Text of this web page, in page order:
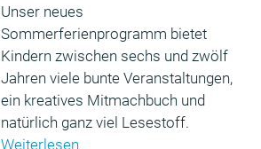
Unser neues
Sommerferienprogramm bietet
Kindern zwischen sechs und zwölf
Jahren viele bunte Veranstaltungen,
ein kreatives Mitmachbuch und
natürlich ganz viel Lesestoff.
Weiterlesen